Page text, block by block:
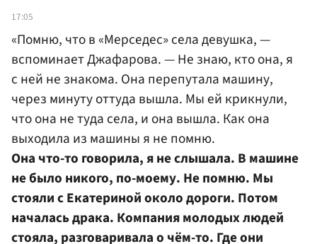
17:05
«Помню, что в «Мерседес» села девушка, —
вспоминает Джафарова. — Не знаю, кто она, я
с ней не знакома. Она перепутала машину,
через минуту оттуда вышла. Мы ей крикнули,
что она не туда села, и она вышла. Как она
выходила из машины я не помню.
Она что-то говорила, я не слышала. В машине
не было никого, по-моему. Не помню. Мы
стояли с Екатериной около дороги. Потом
началась драка. Компания молодых людей
стояла, разговаривала о чём-то. Где они